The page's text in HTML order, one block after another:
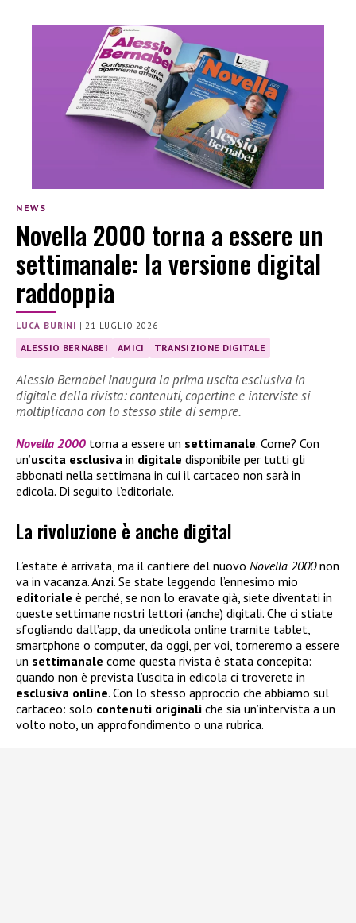
NEWS
Novella 2000 torna a essere un
settimanale: la versione digital
raddoppia
LUCA BURINI |21 LUGLIO 2026
ALESSIO BERNABEI AMICI TRANSIZIONE DIGITALE
Alessio Bernabei inaugura la prima uscita esclusiva in
digitale della rivista: contenuti, copertine e interviste si
moltiplicano con lo stesso stile di sempre.
Novella 2000 torna a essere un settimanale. Come? Con
un’uscita esclusiva in digitale disponibile per tutti gli
abbonati nella settimana in cui il cartaceo non sarà in
edicola. Di seguito l’editoriale.
La rivoluzione è anche digital
L’estate è arrivata, ma il cantiere del nuovo Novella 2000non
va in vacanza. Anzi. Se state leggendo l’ennesimo mio
editoriale è perché, se non lo eravate già, siete diventati in
queste settimane nostri lettori (anche) digitali. Che ci stiate
sfogliando dall’app, da un’edicola online tramite tablet,
smartphone o computer, da oggi, per voi, torneremo a essere
un settimanale come questa rivista è stata concepita:
quando non è prevista l’uscita in edicola ci troverete in
esclusiva online. Con lo stesso approccio che abbiamo sul
cartaceo: solo contenuti originali che sia un’intervista a un
volto noto, un approfondimento o una rubrica.